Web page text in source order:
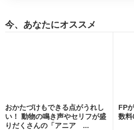
今、あなたにオススメ
おかたづけもできる点がうれし
い！ 動物の鳴き声やセリフが盛
りだくさんの「アニア ...
FP
数料